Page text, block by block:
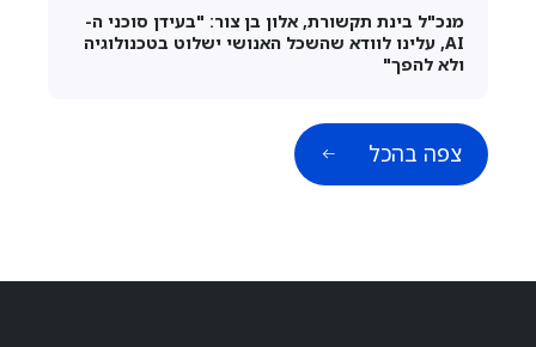
מנכ"ל בינת תקשורת, אלון בן צור: "בעידן סוכני ה-
AI, עלינו לוודא שהשכל האנושי ישלוט בטכנולוגיה
ולא להפך"
צפה בהכל